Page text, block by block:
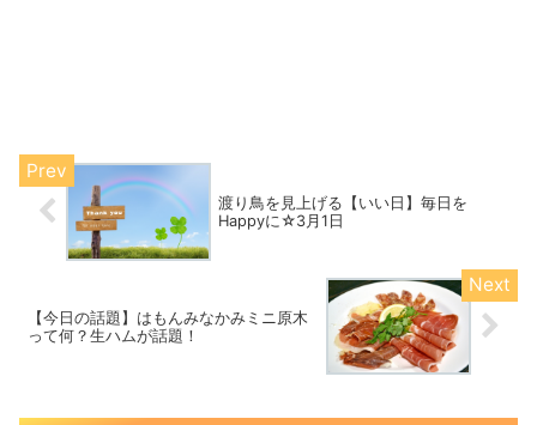
渡り鳥を見上げる【いい日】毎日を
Happyに☆3月1日
【今日の話題】はもんみなかみミニ原木
って何？生ハムが話題！